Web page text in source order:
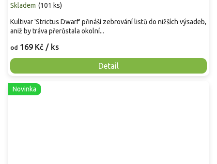
Skladem (101 ks)
od 169 Kč / ks
Detail
Kultivar 'Strictus Dwarf' přináší zebrování listů do nižších výsadeb,
aniž by tráva přerůstala okolní...
Novinka